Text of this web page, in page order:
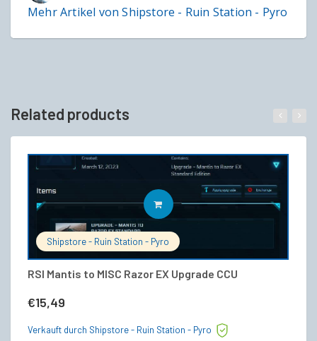
Mehr Artikel von Shipstore - Ruin Station - Pyro
Related products
Shipstore - Ruin Station - Pyro
RSI Mantis to MISC Razor EX Upgrade CCU
€15,49
IN DEN WARENKORB
Verkauft durch Shipstore - Ruin Station - Pyro